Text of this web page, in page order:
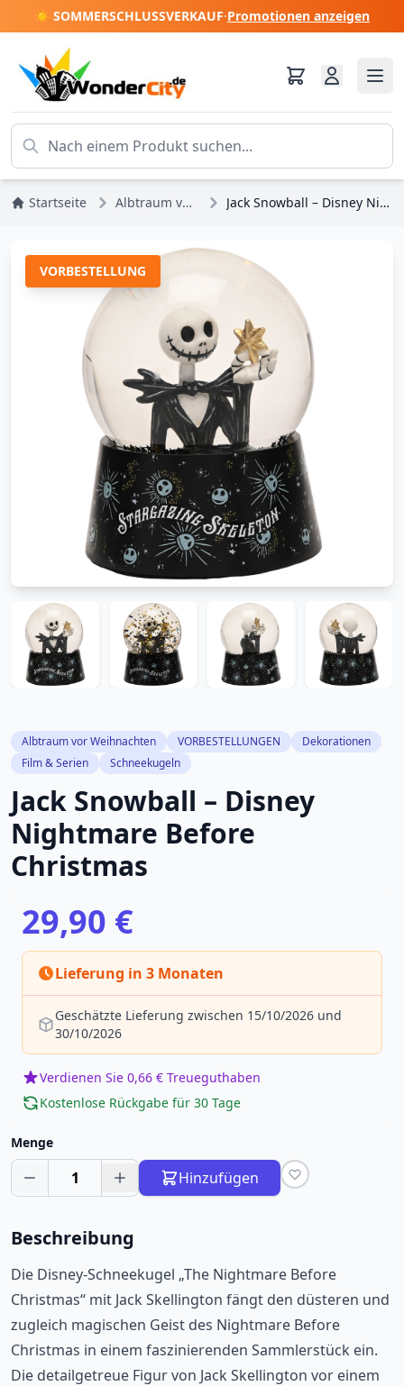
☀️ SOMMERSCHLUSSVERKAUF·Promotionen anzeigen
Startseite Albtraum vor Weihnachten Jack Snowball – Disney Nightmare Before Christmas
VORBESTELLUNG
Albtraum vor Weihnachten VORBESTELLUNGEN
Dekorationen
Film & Serien
Schneekugeln
Jack Snowball – Disney
Nightmare Before
Christmas
29,90 €
Lieferung in 3 Monaten
Geschätzte Lieferung zwischen 15/10/2026 und
30/10/2026
Verdienen Sie 0,66 € Treueguthaben
Kostenlose Rückgabe für 30 Tage
Menge
1 Hinzufügen
Beschreibung
Die Disney-Schneekugel „The Nightmare Before
Christmas“ mit Jack Skellington fängt den düsteren und
zugleich magischen Geist des Nightmare Before
Christmas in einem faszinierenden Sammlerstück ein.
Die detailgetreue Figur von Jack Skellington vor einem